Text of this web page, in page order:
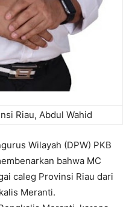
Riau, Abdul Wahid
Wilayah (DPW) PKB
bahwa MC
caleg Provinsi Riau dari
Meranti.